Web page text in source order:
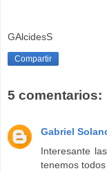
GAlcidesS
Compartir
5 comentarios:
Gabriel
Interesante
tenemos